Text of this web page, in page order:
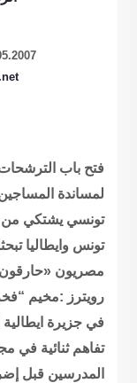
archives :
فتح باب الترشحات
لمساندة
تونسي يشتكي من
تونس وايطاليا
مصريون
رويترز :مخيم
في جزيرة ايطالية
تفاهم ثنائية في
المدرسين قبل